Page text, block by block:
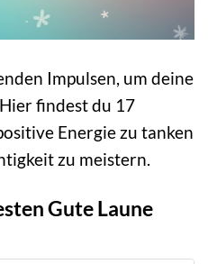
Impulsen, um deine
findest du 17
Energie zu tanken
zu meistern.
Gute Laune